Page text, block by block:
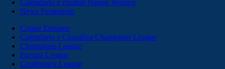
Calendario e risultati Napoli Women
News Femminile
Coppe Europee
Calendario e Classifica Champions League
Champions League
Europa League
Conference League